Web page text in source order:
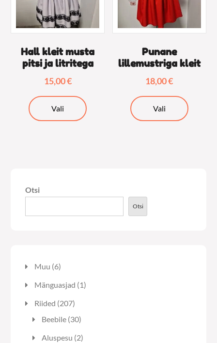
Hall kleit musta
pitsi ja litritega
15,00€
Vali
tootel
Punane
lillemustriga kleit
18,00€
Vali
tootel
Otsi
Otsi
Muu 66
toodet
Mänguasjad 11
Riided 207207
toodet
Beebile 3030
Aluspesu 22